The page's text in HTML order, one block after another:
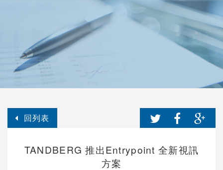
回列表
TANDBERG 推出Entrypoint 全新視訊
方案